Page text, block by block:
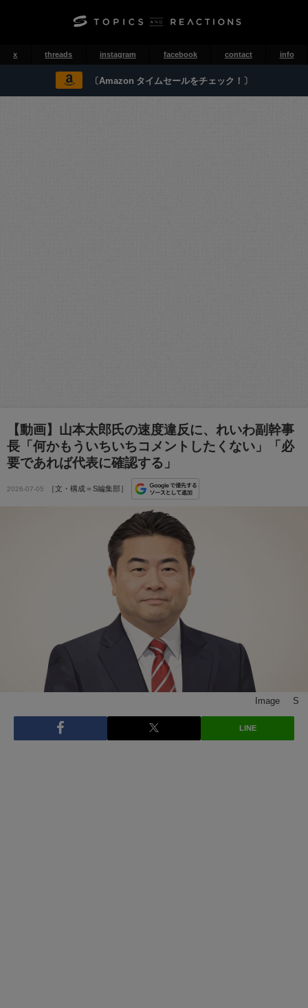
x threads instagram facebook contact info
〔Amazon タイムセールをチェック！〕
【動画】山本太郎氏の速度違反に、れいわ副幹事
長「何かもういちいちコメントしたくない」「必
要であれば代表に確認する」
2026-07-05 ［文・構成＝S編集部］
Image © S
LINE